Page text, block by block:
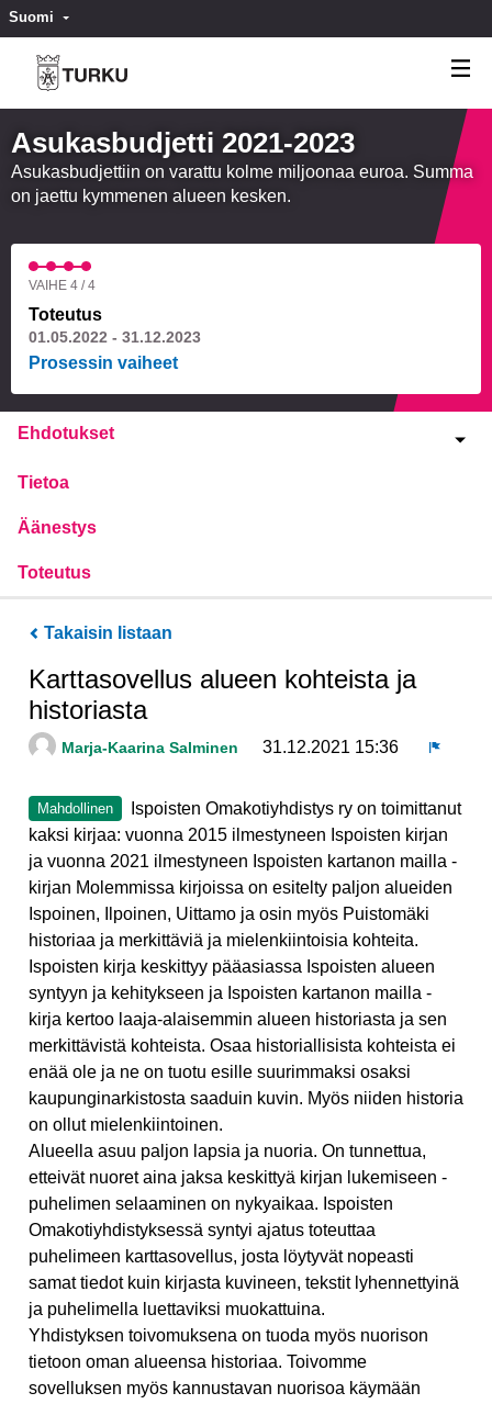
Suomi Valitse kieli
Asukasbudjetti 2021-2023
Asukasbudjettiin on varattu kolme miljoonaa euroa. Summa
on jaettu kymmenen alueen kesken.
VAIHE 4 / 4
Toteutus
01.05.2022 - 31.12.2023
Prosessin vaiheet
Ehdotukset
Tietoa
Äänestys
Toteutus
Takaisin listaan
Karttasovellus alueen kohteista ja
historiasta
Marja-Kaarina Salminen
31.12.2021 15:36
Mahdollinen
Ispoisten Omakotiyhdistys ry on toimittanut
kaksi kirjaa: vuonna 2015 ilmestyneen Ispoisten kirjan
ja vuonna 2021 ilmestyneen Ispoisten kartanon mailla -
kirjan Molemmissa kirjoissa on esitelty paljon alueiden
Ispoinen, Ilpoinen, Uittamo ja osin myös Puistomäki
historiaa ja merkittäviä ja mielenkiintoisia kohteita.
Ispoisten kirja keskittyy pääasiassa Ispoisten alueen
syntyyn ja kehitykseen ja Ispoisten kartanon mailla -
kirja kertoo laaja-alaisemmin alueen historiasta ja sen
merkittävistä kohteista. Osaa historiallisista kohteista ei
enää ole ja ne on tuotu esille suurimmaksi osaksi
kaupunginarkistosta saaduin kuvin. Myös niiden historia
on ollut mielenkiintoinen.
Alueella asuu paljon lapsia ja nuoria. On tunnettua,
etteivät nuoret aina jaksa keskittyä kirjan lukemiseen -
puhelimen selaaminen on nykyaikaa. Ispoisten
Omakotiyhdistyksessä syntyi ajatus toteuttaa
puhelimeen karttasovellus, josta löytyvät nopeasti
samat tiedot kuin kirjasta kuvineen, tekstit lyhennettyinä
ja puhelimella luettaviksi muokattuina.
Yhdistyksen toivomuksena on tuoda myös nuorison
tietoon oman alueensa historiaa. Toivomme
sovelluksen myös kannustavan nuorisoa käymään